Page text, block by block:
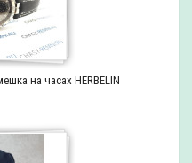
на часах HERBELIN